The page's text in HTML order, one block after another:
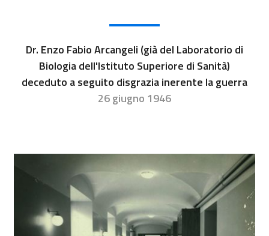
Dr. Enzo Fabio Arcangeli (già del Laboratorio di
Biologia dell'Istituto Superiore di Sanità)
deceduto a seguito disgrazia inerente la guerra
26 giugno 1946